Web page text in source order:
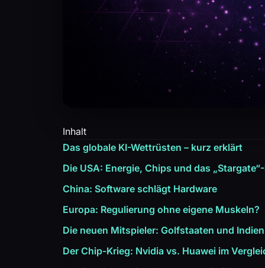
Inhalt
Das globale KI-Wettrüsten – kurz erklärt
Die USA: Energie, Chips und das
China: Software schlägt Hardware
Europa: Regulierung ohne eigene Muskeln?
Die neuen Mitspieler: Golfstaaten und Indien
Der Chip-Krieg: Nvidia vs. Huawei im